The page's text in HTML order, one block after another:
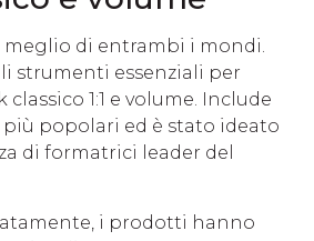
meglio di entrambi i mondi.
strumenti essenziali per
1:1 e volume. Include
popolari ed è stato ideato
di formatrici leader del
i prodotti hanno